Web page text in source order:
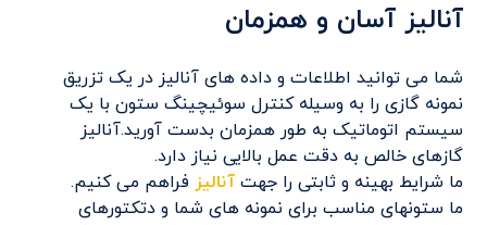
آنالیز آسان و همزمان
شما می توانید اطلاعات و داده های آنالیز در یک تزریق
نمونه گازی را به وسیله کنترل سوئیچینگ ستون با یک
سیستم اتوماتیک به طور همزمان بدست آورید.آنالیز
گازهای خالص به دقت عمل بالایی نیاز دارد.
ما شرایط بهینه و ثابتی را جهتآنالیز فراهم می کنیم.
ما ستونهای مناسب برای نمونه های شما و دتکتورهای